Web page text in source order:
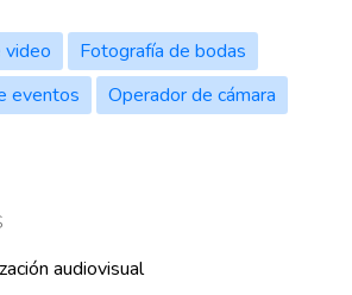
video
Fotografía de bodas
eventos
Operador de cámara
audiovisual